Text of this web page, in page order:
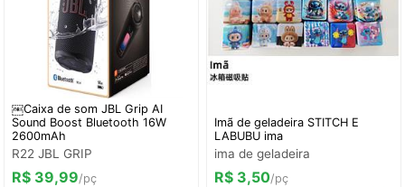
￼Caixa de som JBL Grip AI
Sound Boost Bluetooth 16W
2600mAh
R22 JBL GRIP
R$ 39,99/pç
Imã de geladeira STITCH E
LABUBU ima
ima de geladeira
R$ 3,50/pç